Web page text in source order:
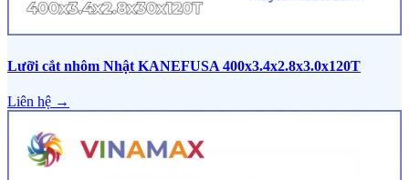
Lưỡi cắt nhôm Nhật KANEFUSA 400x3.4x2.8x3.0x120T
Liên hệ →